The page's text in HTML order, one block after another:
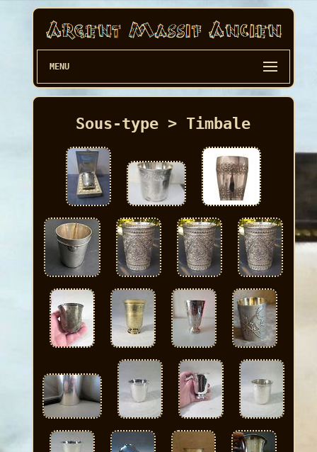
MENU
Sous-type > Timbale